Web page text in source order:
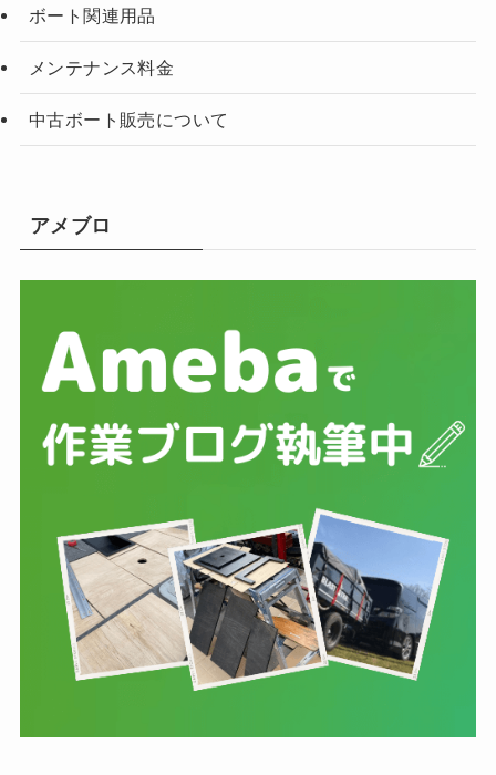
ボート関連用品
メンテナンス料金
中古ボート販売について
アメブロ